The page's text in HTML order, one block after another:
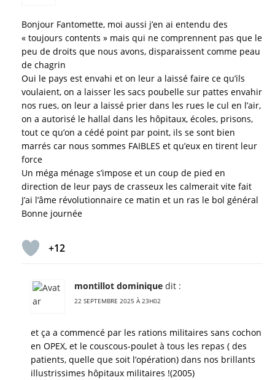
Bonjour Fantomette, moi aussi j’en ai entendu des
« toujours contents » mais qui ne comprennent pas que le
peu de droits que nous avons, disparaissent comme peau
de chagrin
Oui le pays est envahi et on leur a laissé faire ce qu’ils
voulaient, on a laisser les sacs poubelle sur pattes envahir
nos rues, on leur a laissé prier dans les rues le cul en l’air,
on a autorisé le hallal dans les hôpitaux, écoles, prisons,
tout ce qu’on a cédé point par point, ils se sont bien
marrés car nous sommes FAIBLES et qu’eux en tirent leur
force
Un méga ménage s’impose et un coup de pied en
direction de leur pays de crasseux les calmerait vite fait
J’ai l’âme révolutionnaire ce matin et un ras le bol général
Bonne journée
+12
montillot dominique dit :
22 SEPTEMBRE 2025 À 23H02
et ça a commencé par les rations militaires sans cochon
en OPEX, et le couscous-poulet à tous les repas ( des
patients, quelle que soit l’opération) dans nos brillants
illustrissimes hôpitaux militaires !(2005)